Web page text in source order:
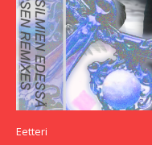
Eetteri